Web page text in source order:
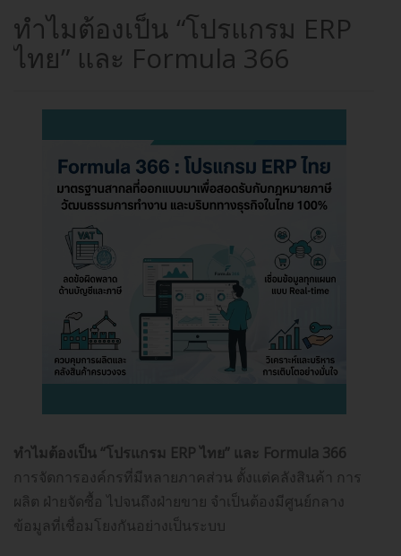
ทำไมต้องเป็น “โปรแกรม ERP
ไทย” และ Formula 366
ทำไมต้องเป็น “โปรแกรม ERP ไทย” และ Formula 366
การจัดการองค์กรที่มีหลายภาคส่วน ตั้งแต่คลังสินค้า การ
ผลิต ฝ่ายจัดซื้อ ไปจนถึงฝ่ายขาย จำเป็นต้องมีศูนย์กลาง
ข้อมูลที่เชื่อมโยงกันอย่างเป็นระบบ